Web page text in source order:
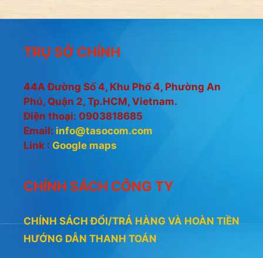
TRỤ SỞ CHÍNH
44A Đường Số 4, Khu Phố 4, Phường An
Phú, Quận 2, Tp.HCM, Vietnam.
Điện thoại: 0903818685
Email: info@tasocom.com
Link : Google maps
CHÍNH SÁCH CÔNG TY
CHÍNH SÁCH ĐỔI/TRẢ HÀNG VÀ HOÀN TIỀN
HƯỚNG DẪN THANH TOÁN